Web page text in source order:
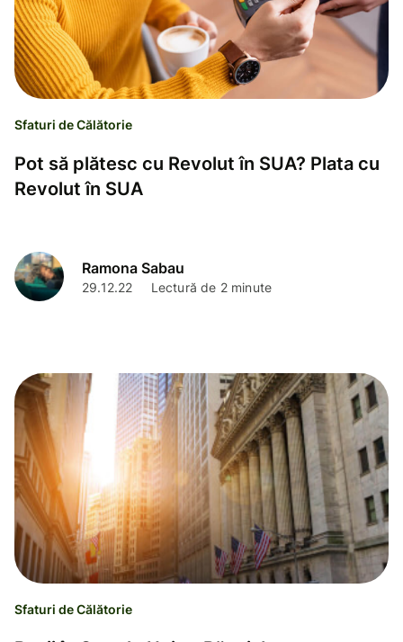
Sfaturi de Călătorie
Pot să plătesc cu Revolut în SUA? Plata cu
Revolut în SUA
Ramona Sabau
29.12.22 Lectură de 2 minute
Sfaturi de Călătorie